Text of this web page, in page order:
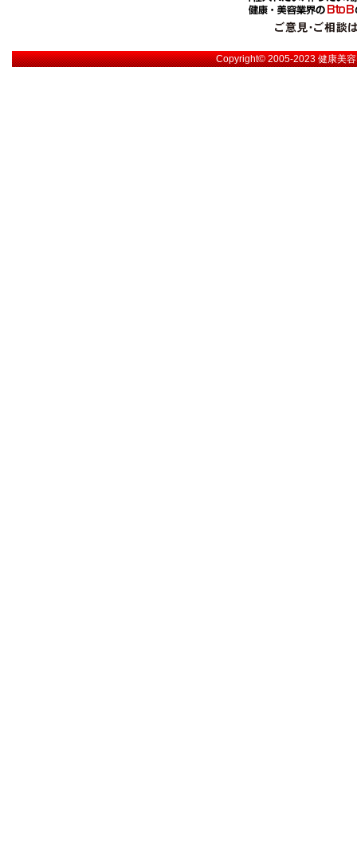
Copyright© 2005-2023健康美